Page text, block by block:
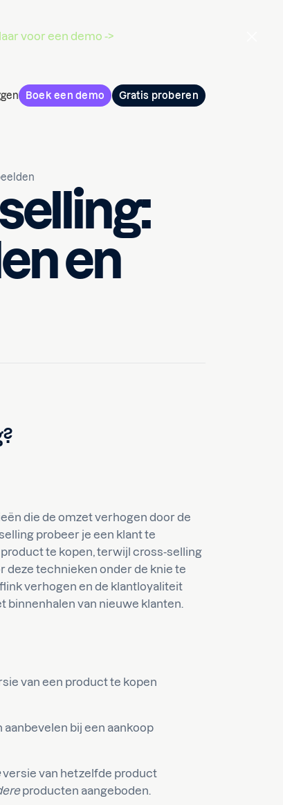
voor een demo ->
Boek een demo Gratis proberen
en
die de omzet verhogen door de
probeer je een klant te
te kopen, terwijl cross-selling
deze technieken onder de knie te
verhogen en de klantloyaliteit
binnenhalen van nieuwe klanten.
van een product te kopen
bij een aankoop
versie van hetzelfde product
producten aangeboden.